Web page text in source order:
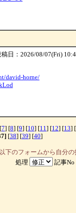
日：2026/08/07(Fri)
david-horne/
7] [8] [9] [10] [11 ] [12] [13] [
[38] [39] [40]
下のフォームから自分
処理
記事No